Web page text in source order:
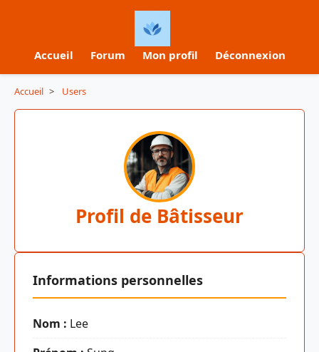
Accueil Forum Mon profil Déconnexion
Accueil > Users
Profil de Bâtisseur
Informations personnelles
Nom : Lee